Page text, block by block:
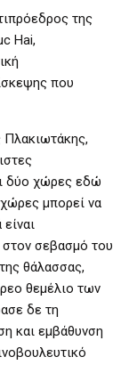
της
Hai,
που
Πλακιωτάκης,
δύο χώρες εδώ
μπορεί να
στον σεβασμό του
θάλασσας,
θεμέλιο των
δε τη
και εμβάθυνση